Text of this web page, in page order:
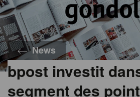
News
bpost investit
segment des